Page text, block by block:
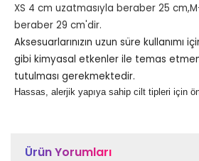
XS 4 cm uzatmasıyla beraber 25
beraber 29 cm'dir.
Aksesuarlarınızın uzun süre kullanımı
gibi kimyasal etkenler ile temas
tutulması gerekmektedir.
Hassas, alerjik yapıya sahip cilt tipleri için
Ürün Yorumları